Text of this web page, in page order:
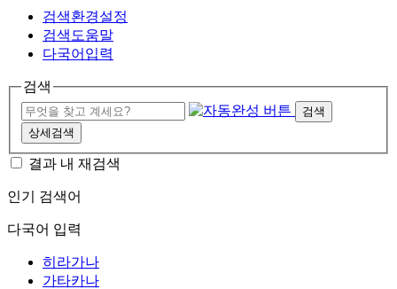
검색환경설정
검색도움말
다국어입력
검색
검색
상세검색
결과 내 재검색
인기 검색어
다국어 입력
히라가나
가타카나